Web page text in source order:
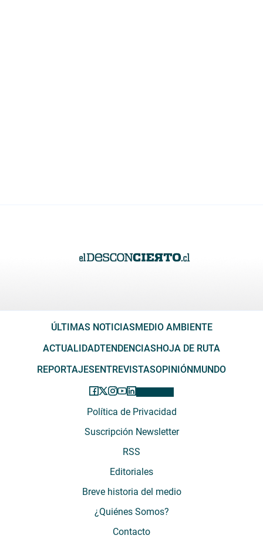
ÚLTIMAS NOTICIASMEDIO AMBIENTE
ACTUALIDADTENDENCIASHOJA DE RUTA
REPORTAJESENTREVISTASOPINIÓNMUNDO
Política de Privacidad
Suscripción Newsletter
RSS
Editoriales
Breve historia del medio
¿Quiénes Somos?
Contacto